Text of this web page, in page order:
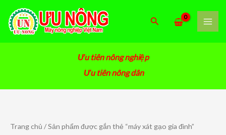
tới
nội
dung
Tìm
Ưu tiên nông nghiệp
Ưu tiên nông dân
Trang chủ / Sản phẩm được gắn thẻ “máy xát gạo gia đình”